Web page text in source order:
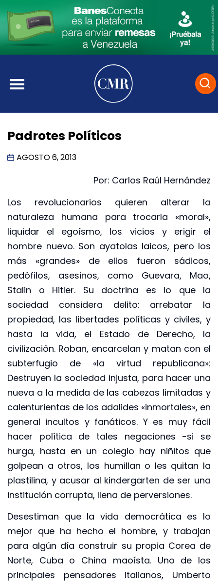
Padrotes Políticos
AGOSTO 6, 2013
Por: Carlos Raúl Hernández
Los revolucionarios quieren alterar la
naturaleza humana para trocarla «moral»,
liquidar el egoísmo, los vicios y erigir el
hombre nuevo. Son ayatolas laicos, pero los
más «grandes» de ellos fueron sádicos,
pedófilos, asesinos, como Guevara, Mao,
Stalin o Hitler. Su doctrina es lo que la
sociedad considera delito: arrebatar la
propiedad, las libertades políticas y civiles, y
hasta la vida, el Estado de Derecho, la
civilización. Roban, encarcelan y matan con el
subterfugio de «la virtud republicana»:
Destruyen la sociedad injusta, para hacer una
nueva a la medida de las cabezas limitadas y
calenturientas de los adalides «inmortales», en
general incultos y fanáticos. Y es muy fácil
hacer política de tales negaciones -si se
hurga, hasta en un colegio hay niñitos que
golpean a otros, los humillan o les quitan la
plastilina, y acusar al kindergarten de ser una
institución corrupta, llena de perversiones.
Desestiman que la vida democrática es lo
mejor que ha hecho el hombre, y trabajan
para algún día construir su propia Corea de
Norte, Cuba o China maoísta. Uno de los
principales pensadores italianos, Umberto